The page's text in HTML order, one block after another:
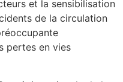
et la sensibilisation
de la circulation
pertes en vies